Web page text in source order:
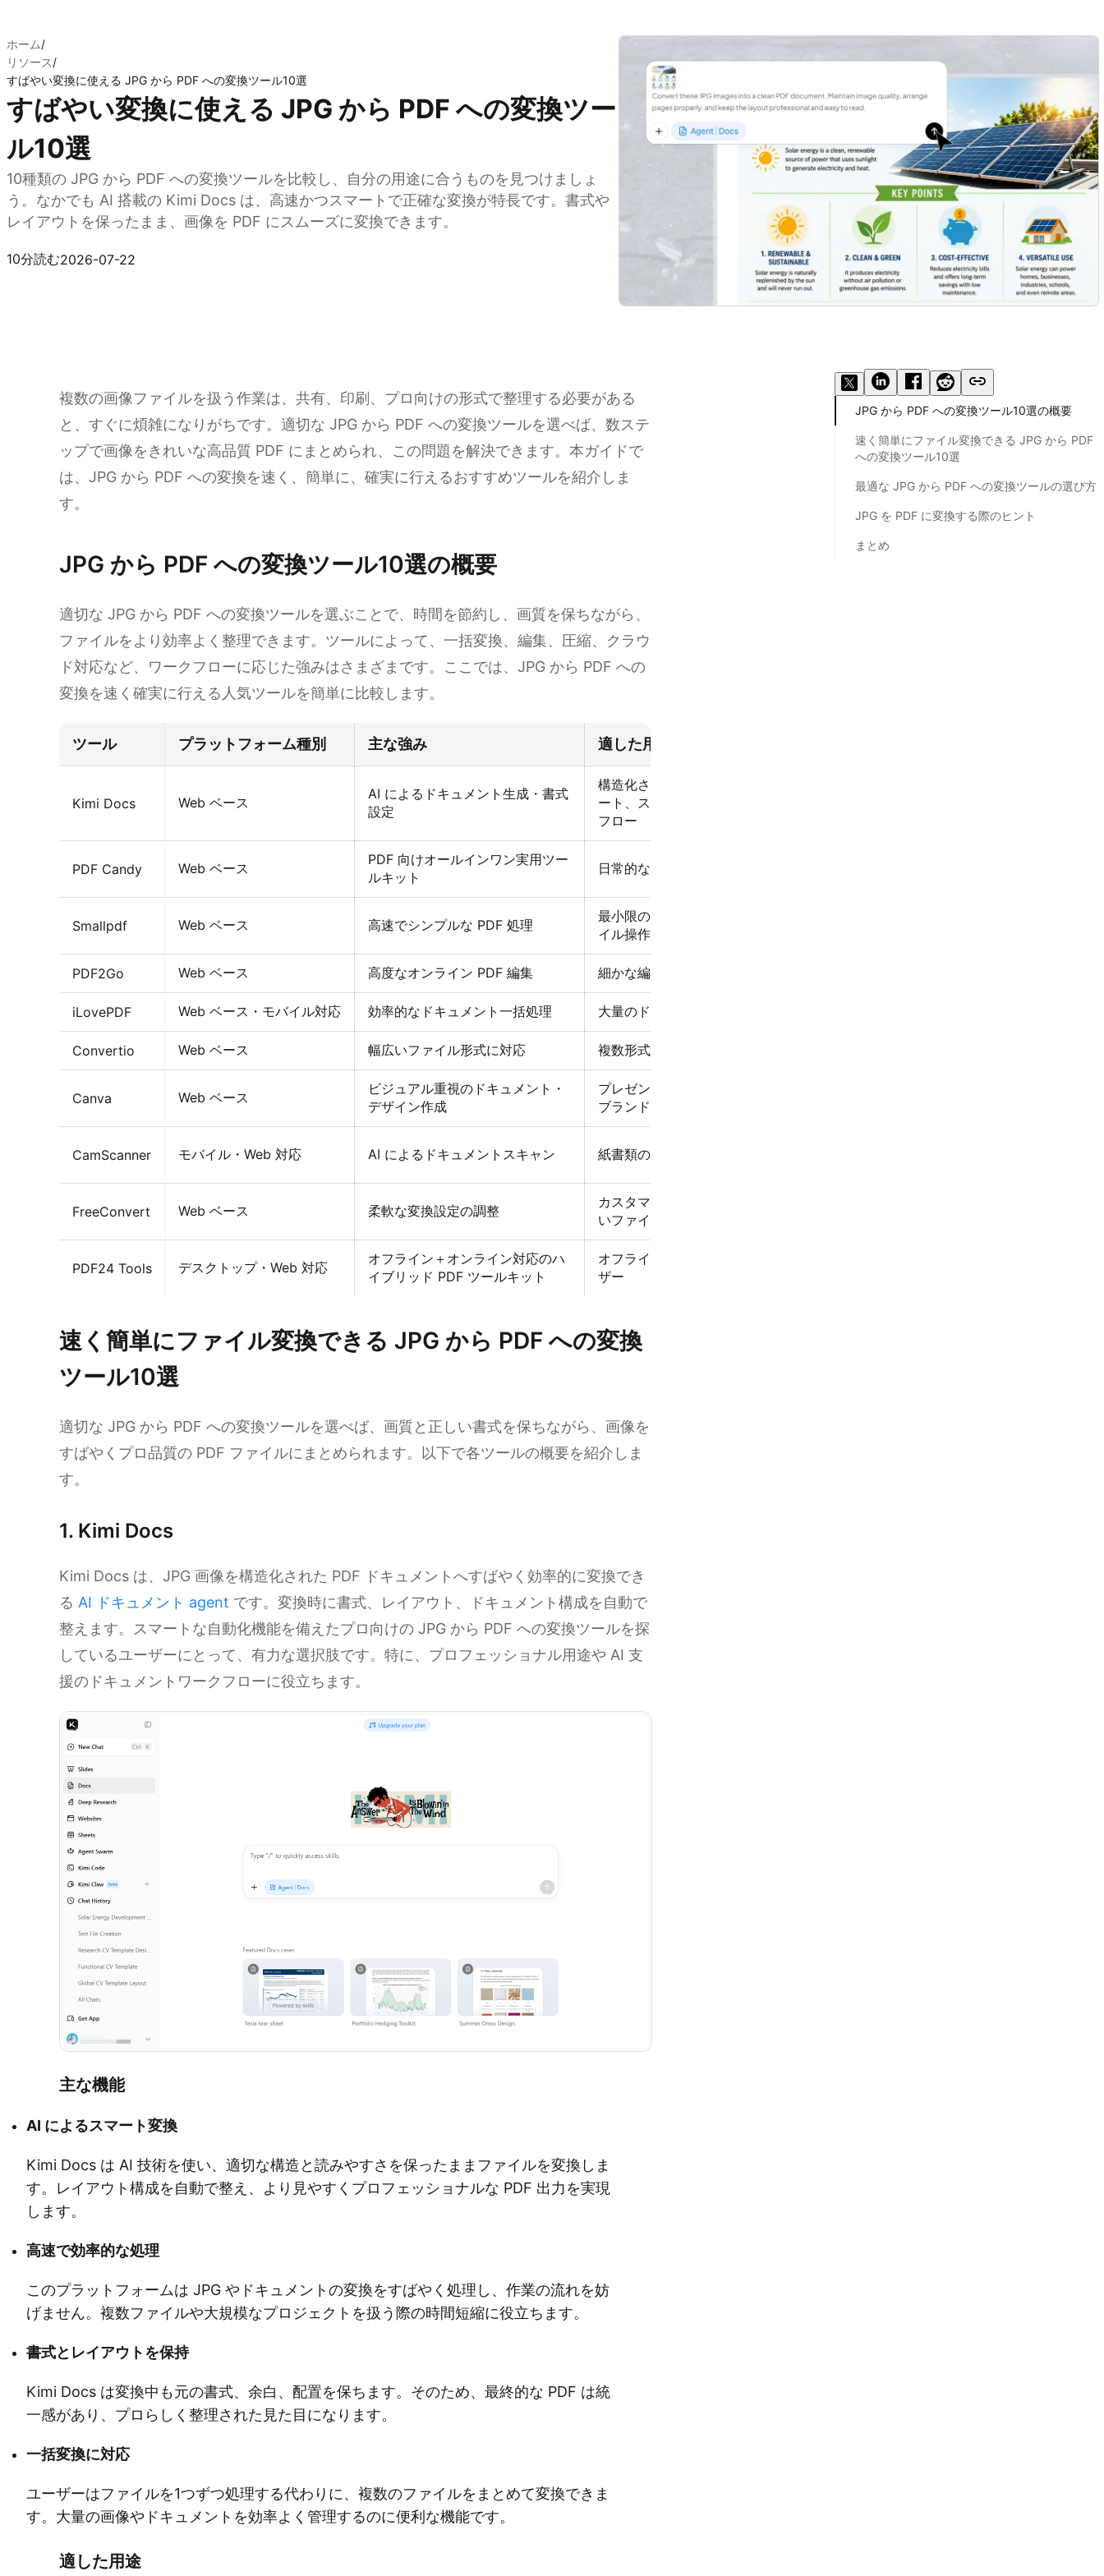
ホーム/
リソース/
すばやい変換に使える JPG から PDF への変換ツール10選
すばやい変換に使える JPG から PDF への変換ツー
ル10選
10種類の JPG から PDF への変換ツールを比較し、自分の用途に合うものを見つけましょ
う。なかでも AI 搭載の Kimi Docs は、高速かつスマートで正確な変換が特長です。書式や
レイアウトを保ったまま、画像を PDF にスムーズに変換できます。
10分読む2026-07-22
複数の画像ファイルを扱う作業は、共有、印刷、プロ向けの形式で整理する必要がある
と、すぐに煩雑になりがちです。適切な JPG から PDF への変換ツールを選べば、数ステ
ップで画像をきれいな高品質 PDF にまとめられ、この問題を解決できます。本ガイドで
は、JPG から PDF への変換を速く、簡単に、確実に行えるおすすめツールを紹介しま
す。
JPG から PDF への変換ツール10選の概要
適切な JPG から PDF への変換ツールを選ぶことで、時間を節約し、画質を保ちながら、
ファイルをより効率よく整理できます。ツールによって、一括変換、編集、圧縮、クラウ
ド対応など、ワークフローに応じた強みはさまざまです。ここでは、JPG から PDF への
変換を速く確実に行える人気ツールを簡単に比較します。
ツール プラットフォーム種別 主な強み 適した用途
Kimi Docs Web ベース
AI によるドキュメント生成・書式
設定
構造化されたレポート、テンプレ
ート、スマートな文章作成ワーク
フロー
PDF Candy Web ベース
PDF 向けオールインワン実用ツー
ルキット
日常的な PDF 編集・変換作業
Smallpdf Web ベース 高速でシンプルな PDF 処理
最小限の手順で行うすばやいファ
イル操作
PDF2Go Web ベース 高度なオンライン PDF 編集 細かな編集・注釈作業
iLovePDF Web ベース・モバイル対応 効率的なドキュメント一括処理 大量のドキュメント管理
Convertio Web ベース 幅広いファイル形式に対応 複数形式のファイル変換ニーズ
Canva Web ベース
ビジュアル重視のドキュメント・
デザイン作成
プレゼンテーション、ポスター、
ブランド資料
CamScanner モバイル・Web 対応 AI によるドキュメントスキャン 紙書類のデジタル化
FreeConvert Web ベース 柔軟な変換設定の調整
カスタマイズしながら行うすばや
いファイル変換
PDF24 Tools デスクトップ・Web 対応
オフライン＋オンライン対応のハ
イブリッド PDF ツールキット
オフライン利用が必要な上級ユー
ザー
速く簡単にファイル変換できる JPG から PDF への変換
ツール10選
適切な JPG から PDF への変換ツールを選べば、画質と正しい書式を保ちながら、画像を
すばやくプロ品質の PDF ファイルにまとめられます。以下で各ツールの概要を紹介しま
す。
1. Kimi Docs
Kimi Docs は、JPG 画像を構造化された PDF ドキュメントへすばやく効率的に変換でき
る AI ドキュメント agent です。変換時に書式、レイアウト、ドキュメント構成を自動で
整えます。スマートな自動化機能を備えたプロ向けの JPG から PDF への変換ツールを探
しているユーザーにとって、有力な選択肢です。特に、プロフェッショナル用途や AI 支
援のドキュメントワークフローに役立ちます。
主な機能
AI によるスマート変換
Kimi Docs は AI 技術を使い、適切な構造と読みやすさを保ったままファイルを変換しま
す。レイアウト構成を自動で整え、より見やすくプロフェッショナルな PDF 出力を実現
します。
高速で効率的な処理
このプラットフォームは JPG やドキュメントの変換をすばやく処理し、作業の流れを妨
げません。複数ファイルや大規模なプロジェクトを扱う際の時間短縮に役立ちます。
書式とレイアウトを保持
Kimi Docs は変換中も元の書式、余白、配置を保ちます。そのため、最終的な PDF は統
一感があり、プロらしく整理された見た目になります。
一括変換に対応
ユーザーはファイルを1つずつ処理する代わりに、複数のファイルをまとめて変換できま
す。大量の画像やドキュメントを効率よく管理するのに便利な機能です。
適した用途
JPG から PDF への変換ツール10選の概要
速く簡単にファイル変換できる JPG から PDF
への変換ツール10選
最適な JPG から PDF への変換ツールの選び方
JPG を PDF に変換する際のヒント
まとめ